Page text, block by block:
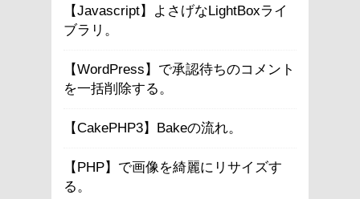
【Javascript】よさげなLightBoxライ
ブラリ。
【WordPress】で承認待ちのコメント
を一括削除する。
【CakePHP3】Bakeの流れ。
【PHP】で画像を綺麗にリサイズす
る。